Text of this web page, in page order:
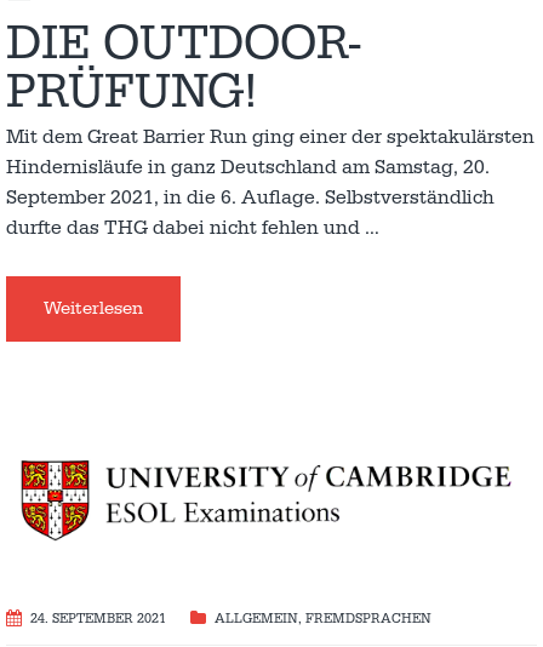
DIE OUTDOOR-
PRÜFUNG!
Mit dem Great Barrier Run ging einer der spektakulärsten
Hindernisläufe in ganz Deutschland am Samstag, 20.
September 2021, in die 6. Auflage. Selbstverständlich
durfte das THG dabei nicht fehlen und …
Weiterlesen
24. SEPTEMBER 2021 ALLGEMEIN, FREMDSPRACHEN